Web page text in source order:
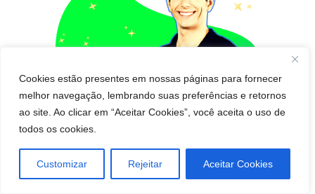
Cookies estão presentes em nossas páginas para fornecer
melhor navegação, lembrando suas preferências e retornos
ao site. Ao clicar em “Aceitar Cookies”, você aceita o uso de
todos os cookies.
Customizar Rejeitar Aceitar Cookies